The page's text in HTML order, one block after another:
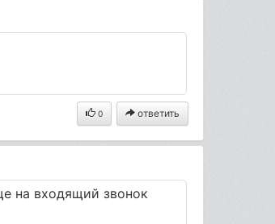
0 ответить
на входящий звонок